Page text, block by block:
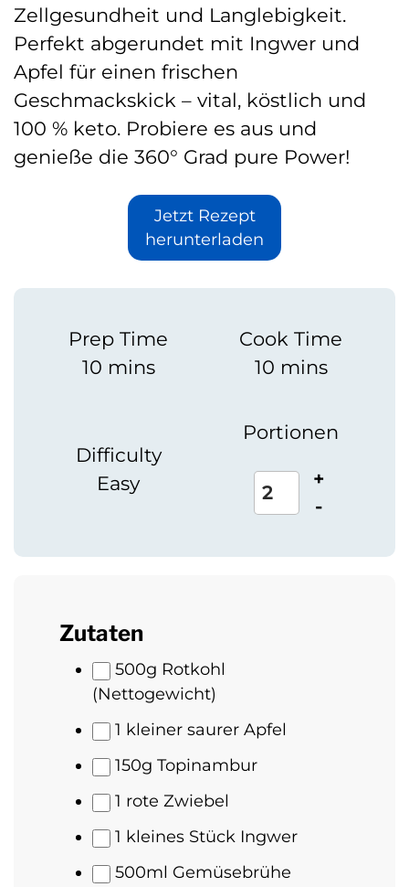
Zellgesundheit und Langlebigkeit.
Perfekt abgerundet mit Ingwer und
Apfel für einen frischen
Geschmackskick – vital, köstlich und
100 % keto. Probiere es aus und
genieße die 360° Grad pure Power!
Jetzt Rezept
herunterladen
Prep Time
10 mins
Cook Time
10 mins
Difficulty
Easy
Portionen
+
-
Zutaten
500g Rotkohl
(Nettogewicht)
1 kleiner saurer Apfel
150g Topinambur
1 rote Zwiebel
1 kleines Stück Ingwer
500ml Gemüsebrühe